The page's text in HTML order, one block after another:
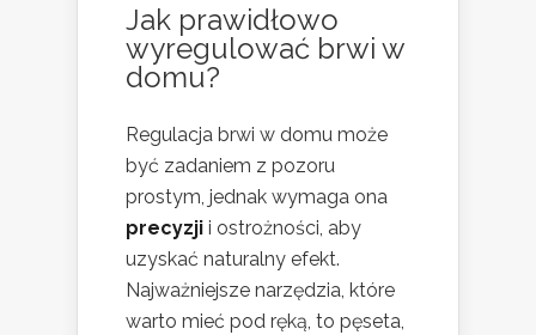
Jak prawidłowo
wyregulować brwi w
domu?
Regulacja brwi w domu może
być zadaniem z pozoru
prostym, jednak wymaga ona
precyzji i ostrożności, aby
uzyskać naturalny efekt.
Najważniejsze narzędzia, które
warto mieć pod ręką, to pęseta,